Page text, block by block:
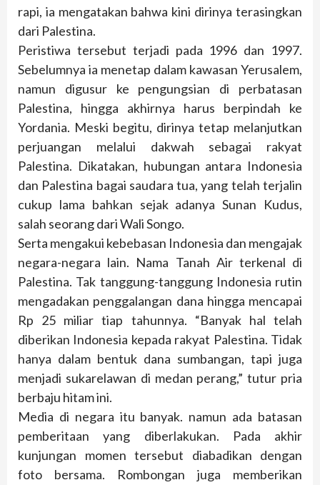
rapi, ia mengatakan bahwa kini dirinya terasingkan
dari Palestina.
Peristiwa tersebut terjadi pada 1996 dan 1997.
Sebelumnya ia menetap dalam kawasan Yerusalem,
namun digusur ke pengungsian di perbatasan
Palestina, hingga akhirnya harus berpindah ke
Yordania. Meski begitu, dirinya tetap melanjutkan
perjuangan melalui dakwah sebagai rakyat
Palestina. Dikatakan, hubungan antara Indonesia
dan Palestina bagai saudara tua, yang telah terjalin
cukup lama bahkan sejak adanya Sunan Kudus,
salah seorang dari Wali Songo.
Serta mengakui kebebasan Indonesia dan mengajak
negara-negara lain. Nama Tanah Air terkenal di
Palestina. Tak tanggung-tanggung Indonesia rutin
mengadakan penggalangan dana hingga mencapai
Rp 25 miliar tiap tahunnya. “Banyak hal telah
diberikan Indonesia kepada rakyat Palestina. Tidak
hanya dalam bentuk dana sumbangan, tapi juga
menjadi sukarelawan di medan perang,” tutur pria
berbaju hitam ini.
Media di negara itu banyak. namun ada batasan
pemberitaan yang diberlakukan. Pada akhir
kunjungan momen tersebut diabadikan dengan
foto bersama. Rombongan juga memberikan